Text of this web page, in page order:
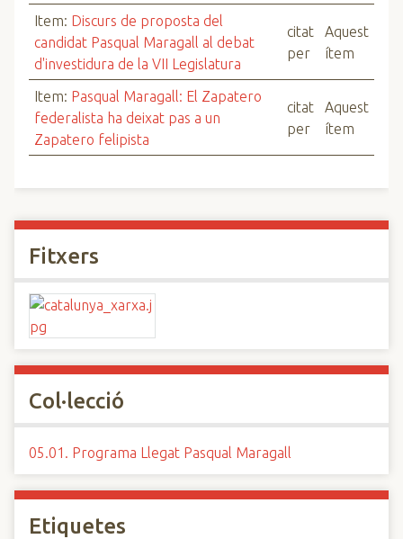
Item: Discurs de proposta del
candidat Pasqual Maragall al debat
d'investidura de la VII Legislatura
citat
per
Aquest
ítem
Item: Pasqual Maragall: El Zapatero
federalista ha deixat pas a un
Zapatero felipista
citat
per
Aquest
ítem
Fitxers
Col·lecció
05.01. Programa Llegat Pasqual Maragall
Etiquetes